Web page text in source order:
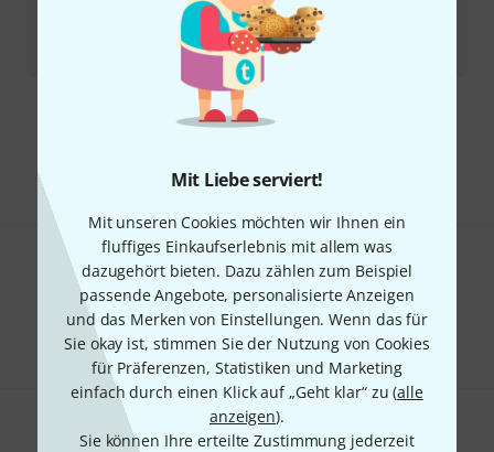
Mit Liebe serviert!
Mit unseren Cookies möchten wir Ihnen ein
fluffiges Einkaufserlebnis mit allem was
dazugehört bieten. Dazu zählen zum Beispiel
passende Angebote, personalisierte Anzeigen
und das Merken von Einstellungen. Wenn das für
Sie okay ist, stimmen Sie der Nutzung von Cookies
für Präferenzen, Statistiken und Marketing
einfach durch einen Klick auf „Geht klar“ zu (alle
anzeigen).
Sie können Ihre erteilte Zustimmung jederzeit
4
In 7–9 Wochen lieferbar
Kostenloser Versand ab 29 €
Gefällt Ihnen, was Sie sehen?
Teilen Hilfe & Feedback